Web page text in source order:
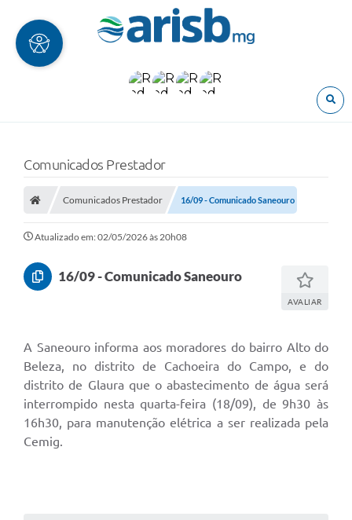
Comunicados Prestador
Comunicados Prestador 16/09 - Comunicado Saneouro
Atualizado em: 02/05/2026 às 20h08
16/09 - Comunicado Saneouro
AVALIAR
A Saneouro informa aos moradores do bairro Alto do
Beleza, no distrito de Cachoeira do Campo, e do
distrito de Glaura que o abastecimento de água será
interrompido nesta quarta-feira (18/09), de 9h30 às
16h30, para manutenção elétrica a ser realizada pela
Cemig.